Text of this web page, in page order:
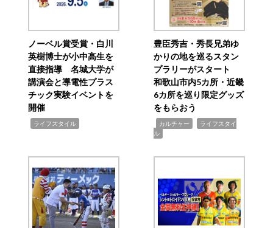
ノーベル賞受賞・白川
英樹博士が小中高生を
直接指導 名城大学が
講演会と導電性プラス
チック実験イベントを
開催
ライフスタイル
豊臣秀吉・秀長兄弟ゆ
かりの地を巡るスタン
プラリーがスタート
和歌山市内5カ所・近畿
6カ所を巡り限定グッズ
をもらおう
カルチャー
ライフスタイ
ル